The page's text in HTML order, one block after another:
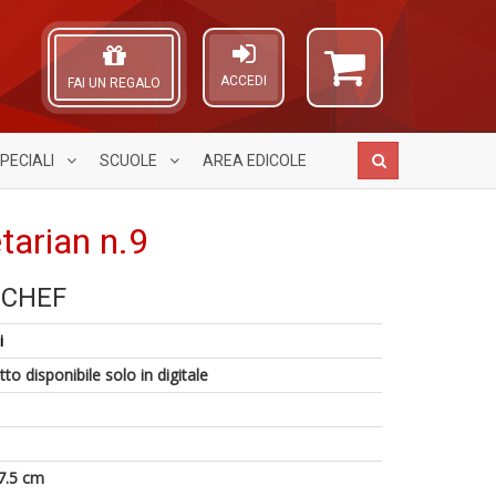
ACCEDI
FAI UN REGALO
SCUOLE AREA EDICOLE
n.9
disponibile solo in digitale
cm